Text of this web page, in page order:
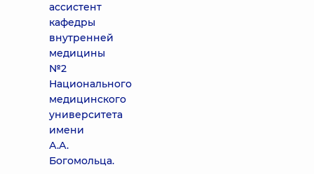
ассистент
кафедры
внутренней
медицины
№2
Национального
медицинского
университета
имени
А.А.
Богомольца.